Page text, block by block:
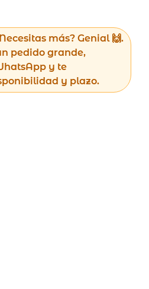
más? Genial 🙌.
pedido grande,
y te
y plazo.